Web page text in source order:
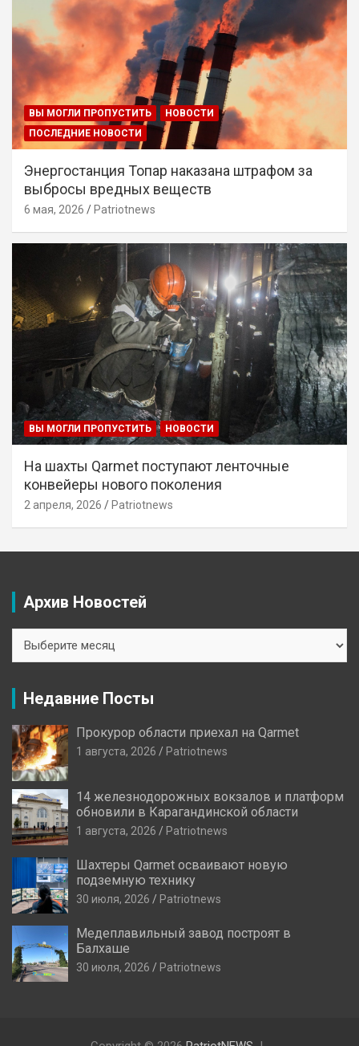
ВЫ МОГЛИ ПРОПУСТИТЬ
НОВОСТИ
ПОСЛЕДНИЕ НОВОСТИ
Энергостанция Топар наказана штрафом за
выбросы вредных веществ
6 мая, 2026 Patriotnews
ВЫ МОГЛИ ПРОПУСТИТЬ НОВОСТИ
На шахты Qarmet поступают ленточные
конвейеры нового поколения
2 апреля, 2026 Patriotnews
Архив Новостей
Новостей
Недавние Посты
Прокурор области приехал на Qarmet
1 августа, 2026 Patriotnews
14 железнодорожных вокзалов и платформ
обновили в Карагандинской области
1 августа, 2026 Patriotnews
Шахтеры Qarmet осваивают новую
подземную технику
30 июля, 2026 Patriotnews
Медеплавильный завод построят в
Балхаше
30 июля, 2026 Patriotnews